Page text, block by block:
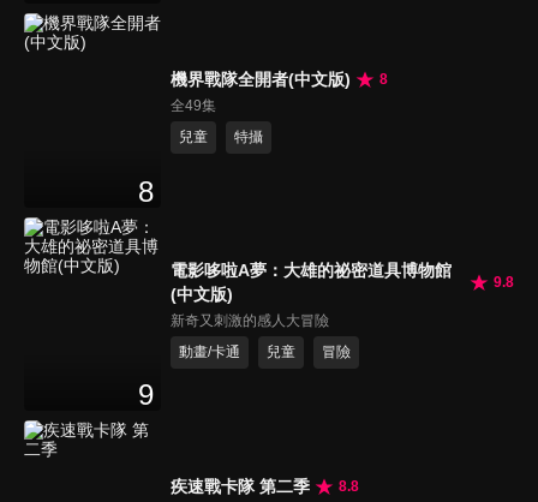
8
機界戰隊全開者(中文版)
8
全49集
兒童
特攝
9
電影哆啦A夢：大雄的祕密道具博物館
(中文版)
9.8
新奇又刺激的感人大冒險
動畫/卡通
兒童 冒險
疾速戰卡隊 第二季
8.8